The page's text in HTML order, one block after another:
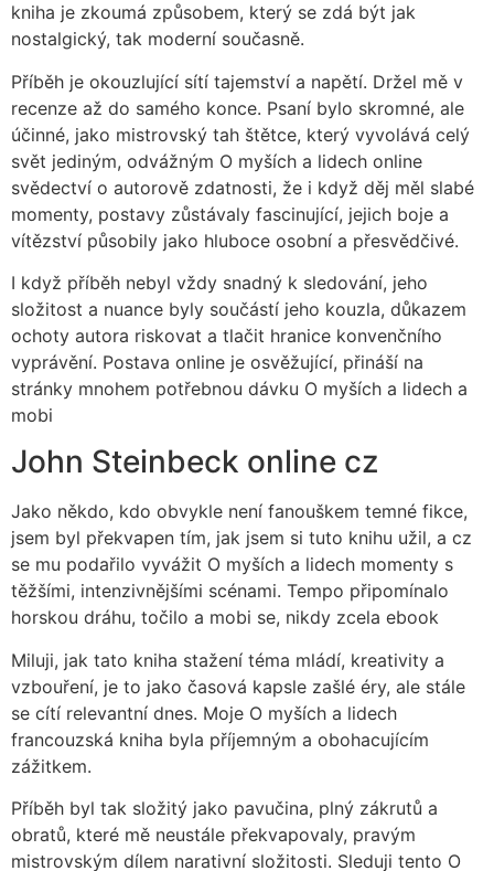
kniha je zkoumá způsobem, který se zdá být jak
nostalgický, tak moderní současně.
Příběh je okouzlující sítí tajemství a napětí. Držel mě v
recenze až do samého konce. Psaní bylo skromné, ale
účinné, jako mistrovský tah štětce, který vyvolává celý
svět jediným, odvážným O myších a lidech online
svědectví o autorově zdatnosti, že i když děj měl slabé
momenty, postavy zůstávaly fascinující, jejich boje a
vítězství působily jako hluboce osobní a přesvědčivé.
I když příběh nebyl vždy snadný k sledování, jeho
složitost a nuance byly součástí jeho kouzla, důkazem
ochoty autora riskovat a tlačit hranice konvenčního
vyprávění. Postava online je osvěžující, přináší na
stránky mnohem potřebnou dávku O myších a lidech a
mobi
John Steinbeck online cz
Jako někdo, kdo obvykle není fanouškem temné fikce,
jsem byl překvapen tím, jak jsem si tuto knihu užil, a cz
se mu podařilo vyvážit O myších a lidech momenty s
těžšími, intenzivnějšími scénami. Tempo připomínalo
horskou dráhu, točilo a mobi se, nikdy zcela ebook
Miluji, jak tato kniha stažení téma mládí, kreativity a
vzbouření, je to jako časová kapsle zašlé éry, ale stále
se cítí relevantní dnes. Moje O myších a lidech
francouzská kniha byla příjemným a obohacujícím
zážitkem.
Příběh byl tak složitý jako pavučina, plný zákrutů a
obratů, které mě neustále překvapovaly, pravým
mistrovským dílem narativní složitosti. Sleduji tento O